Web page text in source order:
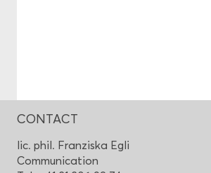
CONTACT
lic. phil. Fran­zis­ka Egli
Com­mu­ni­ca­tion